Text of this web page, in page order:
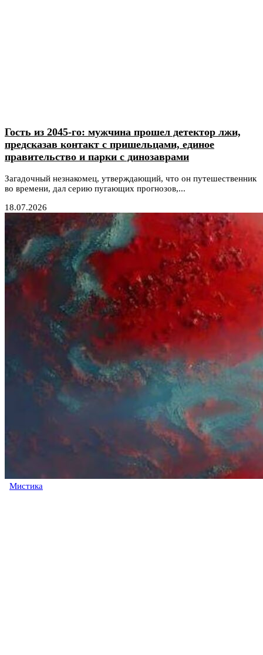
Гость из 2045-го: мужчина прошел детектор лжи,
предсказав контакт с пришельцами, единое
правительство и парки с динозаврами
Загадочный незнакомец, утверждающий, что он путешественник
во времени, дал серию пугающих прогнозов,...
18.07.2026
Мистика